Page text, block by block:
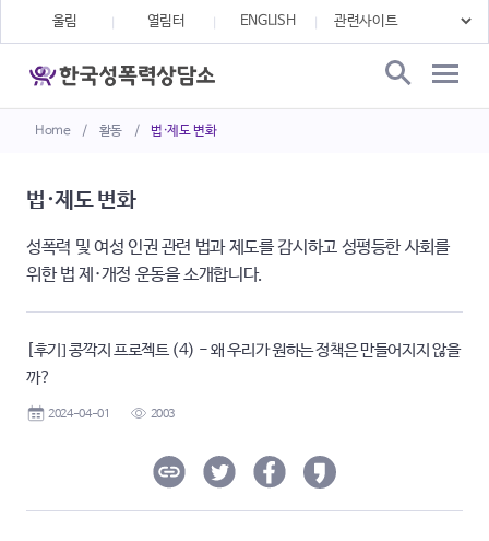
Home / 활동 / 법·제도 변화
울림 열림터 ENGLISH
법·제도 변화
성폭력 및 여성 인권 관련 법과 제도를 감시하고 성평등한 사회를
위한 법 제·개정 운동을 소개합니다.
[후기] 콩깍지 프로젝트 (4) - 왜 우리가 원하는 정책은 만들어지지 않을
까?
2024-04-01 2003